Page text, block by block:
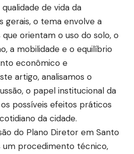
de vida da
gerais, o tema envolve a
orientam o uso do solo, o
a mobilidade e o equilíbrio
econômico e
artigo, analisamos o
o papel institucional da
possíveis efeitos práticos
da cidade.
do Plano Diretor em Santo
um procedimento técnico,